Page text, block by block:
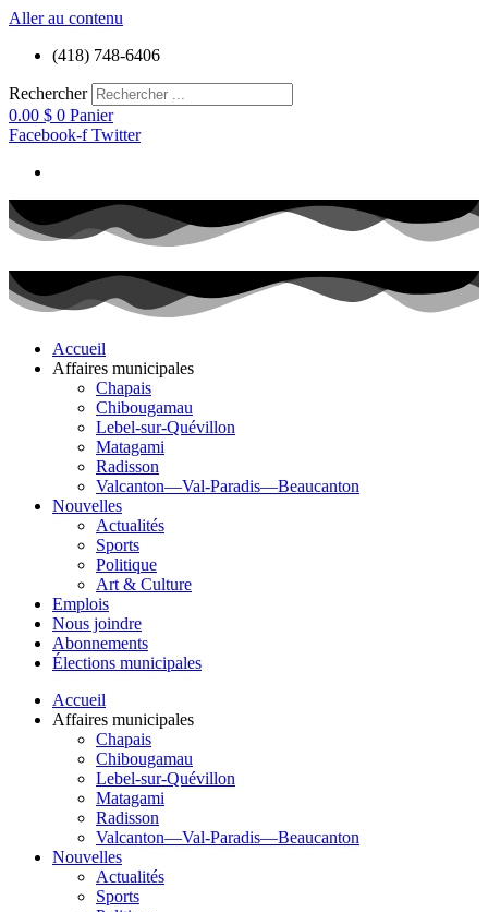
Aller au contenu
(418) 748-6406
Rechercher
0.00 $ 0 Panier
Facebook-f Twitter
Accueil
Affaires municipales
Chapais
Chibougamau
Lebel-sur-Quévillon
Matagami
Radisson
Valcanton—Val-Paradis—Beaucanton
Nouvelles
Actualités
Sports
Politique
Art & Culture
Emplois
Nous joindre
Abonnements
Élections municipales
Accueil
Affaires municipales
Chapais
Chibougamau
Lebel-sur-Quévillon
Matagami
Radisson
Valcanton—Val-Paradis—Beaucanton
Nouvelles
Actualités
Sports